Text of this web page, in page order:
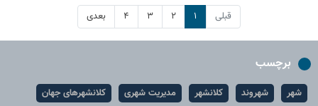
قبلی ۱ ۲ ۳ ۴ بعدی
برچسب
شهر شهروند کلانشهر مدیریت شهری
کلانشهرهای جهان